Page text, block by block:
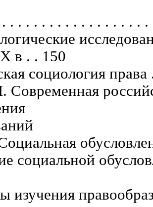
. . . . . . . . . . . . . . . . .
в . . 150
социология
Современная
социальной
изучения